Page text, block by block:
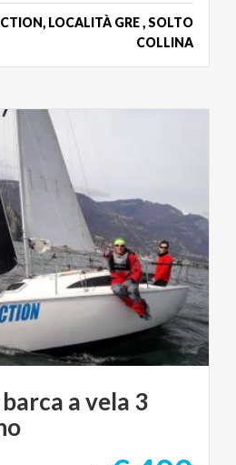
LOCALITÀ GRE , SOLTO
COLLINA
barca avela 3